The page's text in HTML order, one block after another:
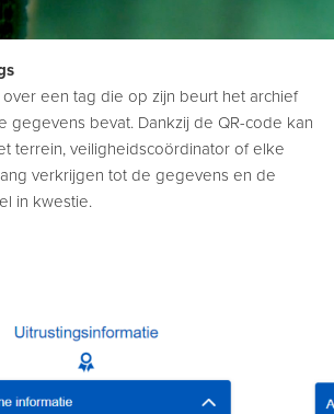
een tag die op zijn beurt het archief
gegevens bevat. Dankzij de QR-code kan
terrein, veiligheidscoördinator of elke
verkrijgen tot de gegevens en de
in kwestie.